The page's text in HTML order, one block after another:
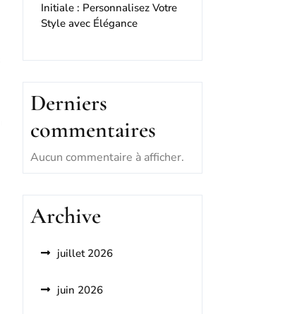
Initiale : Personnalisez Votre
Style avec Élégance
Derniers
commentaires
Aucun commentaire à afficher.
Archive
juillet 2026
juin 2026